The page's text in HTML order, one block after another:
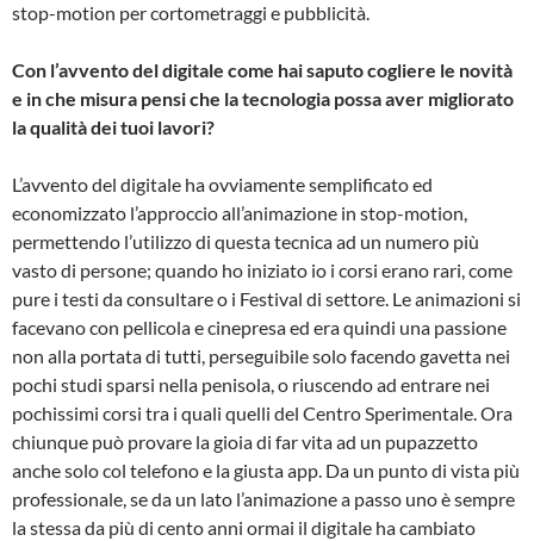
stop-motion per cortometraggi e pubblicità.
Con l’avvento del digitale come hai saputo cogliere le novità
e in che misura pensi che la tecnologia possa aver migliorato
la qualità dei tuoi lavori?
L’avvento del digitale ha ovviamente semplificato ed
economizzato l’approccio all’animazione in stop-motion,
permettendo l’utilizzo di questa tecnica ad un numero più
vasto di persone; quando ho iniziato io i corsi erano rari, come
pure i testi da consultare o i Festival di settore. Le animazioni si
facevano con pellicola e cinepresa ed era quindi una passione
non alla portata di tutti, perseguibile solo facendo gavetta nei
pochi studi sparsi nella penisola, o riuscendo ad entrare nei
pochissimi corsi tra i quali quelli del Centro Sperimentale. Ora
chiunque può provare la gioia di far vita ad un pupazzetto
anche solo col telefono e la giusta app. Da un punto di vista più
professionale, se da un lato l’animazione a passo uno è sempre
la stessa da più di cento anni ormai il digitale ha cambiato